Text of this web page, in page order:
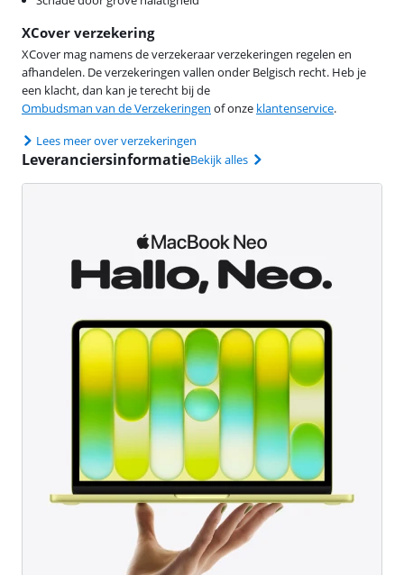
XCover verzekering
XCover mag namens de verzekeraar verzekeringen regelen en
afhandelen. De verzekeringen vallen onder Belgisch recht. Heb je
een klacht, dan kan je terecht bij de
Ombudsman van de Verzekeringen of onze klantenservice.
Lees meer over verzekeringen
LeveranciersinformatieBekijk alles